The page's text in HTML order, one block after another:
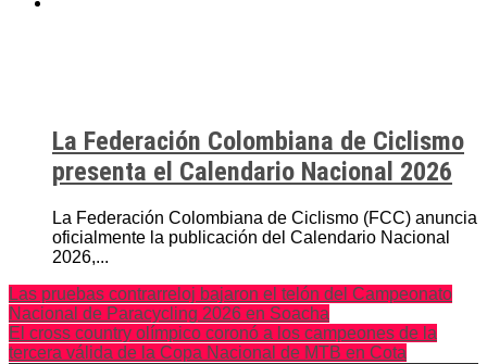
La Federación Colombiana de Ciclismo
presenta el Calendario Nacional 2026
La Federación Colombiana de Ciclismo (FCC) anuncia
oficialmente la publicación del Calendario Nacional
2026,...
Las pruebas contrarreloj bajaron el telón del Campeonato
Nacional de Paracycling 2026 en Soacha
El cross country olímpico coronó a los campeones de la
tercera válida de la Copa Nacional de MTB en Cota